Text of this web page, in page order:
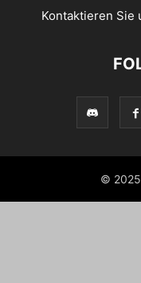
Kontaktieren Sie
© 2025